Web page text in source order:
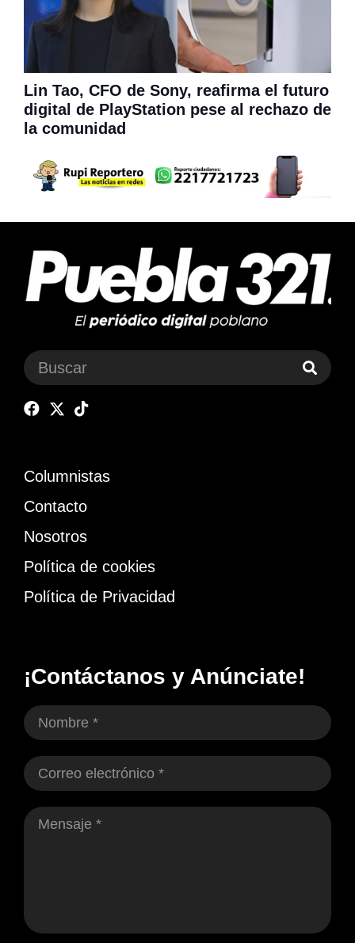
Lin Tao, CFO de Sony, reafirma el futuro
digital de PlayStation pese al rechazo de
la comunidad
Columnistas
Contacto
Nosotros
Política de cookies
Política de Privacidad
¡Contáctanos y Anúnciate!